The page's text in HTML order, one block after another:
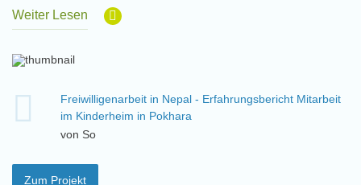
Weiter Lesen
Freiwilligenarbeit in Nepal - Erfahrungsbericht Mitarbeit
im Kinderheim in Pokhara
von So
Zum Projekt